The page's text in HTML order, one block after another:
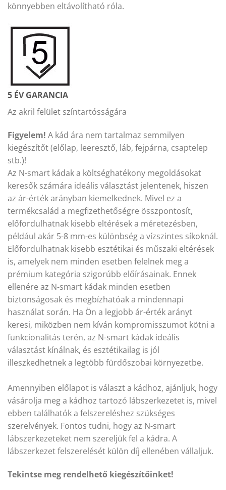
könnyebben eltávolítható róla.
5 ÉV GARANCIA
Az akril felület színtartósságára
Figyelem! A kád ára nem tartalmaz semmilyen
kiegészítőt (előlap, leeresztő, láb, fejpárna, csaptelep
stb.)!
Az N-smart kádak a költséghatékony megoldásokat
keresők számára ideális választást jelentenek, hiszen
az ár-érték arányban kiemelkednek. Mivel ez a
termékcsalád a megfizethetőségre összpontosít,
előfordulhatnak kisebb eltérések a méretezésben,
például akár 5-8 mm-es különbség a vízszintes síkoknál.
Előfordulhatnak kisebb esztétikai és műszaki eltérések
is, amelyek nem minden esetben felelnek meg a
prémium kategória szigorúbb előírásainak. Ennek
ellenére az N-smart kádak minden esetben
biztonságosak és megbízhatóak a mindennapi
használat során. Ha Ön a legjobb ár-érték arányt
keresi, miközben nem kíván kompromisszumot kötni a
funkcionalitás terén, az N-smart kádak ideális
választást kínálnak, és esztétikailag is jól
illeszkedhetnek a legtöbb fürdőszobai környezetbe.
Amennyiben előlapot is választ a kádhoz, ajánljuk, hogy
vásárolja meg a kádhoz tartozó lábszerkezetet is, mivel
ebben találhatók a felszereléshez szükséges
szerelvények. Fontos tudni, hogy az N-smart
lábszerkezeteket nem szereljük fel a kádra. A
lábszerkezet felszerelését külön díj ellenében vállaljuk.
Tekintse meg rendelhető kiegészítőinket!